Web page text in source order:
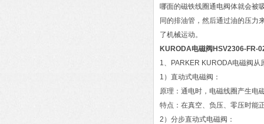
哪面的磁铁线圈通电阀体就会被
同的排油管，然后通过油的压力
了机械运动。
KURODA电磁阀HSV2306-FR-
1、PARKER KURODA电磁阀从
1）直动式电磁阀：
原理：通电时，电磁线圈产生电
特点：在真空、负压、零压时能
2）分步直动式电磁阀：